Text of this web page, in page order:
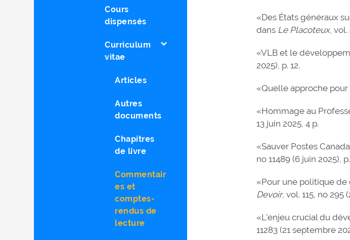
Cours
dispensés
Curriculum
vitae
Articles
Autres
documents
Chapitres
de livre
Commentair
es et
comptes-
rendus de
lecture
«Des États généraux
dans Le Placoteux, vol.
«VLB et le
2025), p. 12.
«Quelle approche
«Hommage au
13 juin 2025, 4 p.
«Sauver Postes
no 11489 (6 juin 2025), p.
«Pour une politique
Devoir, vol. 115, no 295
«L'enjeu crucial du
11283 (21 septembre